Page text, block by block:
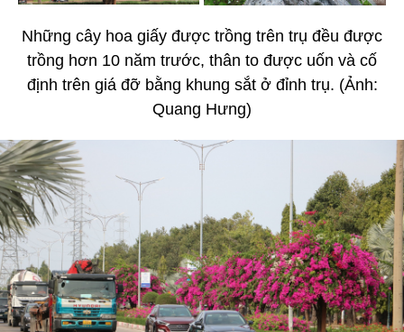
Những cây hoa giấy được trồng trên trụ đều được
trồng hơn 10 năm trước, thân to được uốn và cố
định trên giá đỡ bằng khung sắt ở đỉnh trụ. (Ảnh:
Quang Hưng)